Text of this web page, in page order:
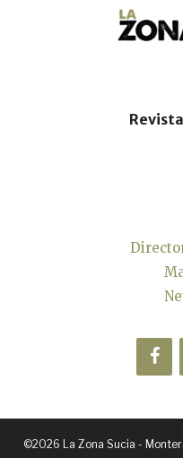
©2026 La Zona Sucia -